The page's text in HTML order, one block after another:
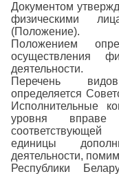
Документом
физическими
(Положение).
Положением
осуществления
деятельности.
Перечень
определяется
Исполнительные
уровня вправе
соответствующей
единицы
деятельности,
Республики